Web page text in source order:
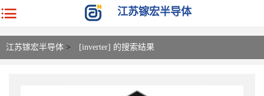
江苏镓宏半导体
江苏镓宏半导体 > [inverter] 的搜索结果